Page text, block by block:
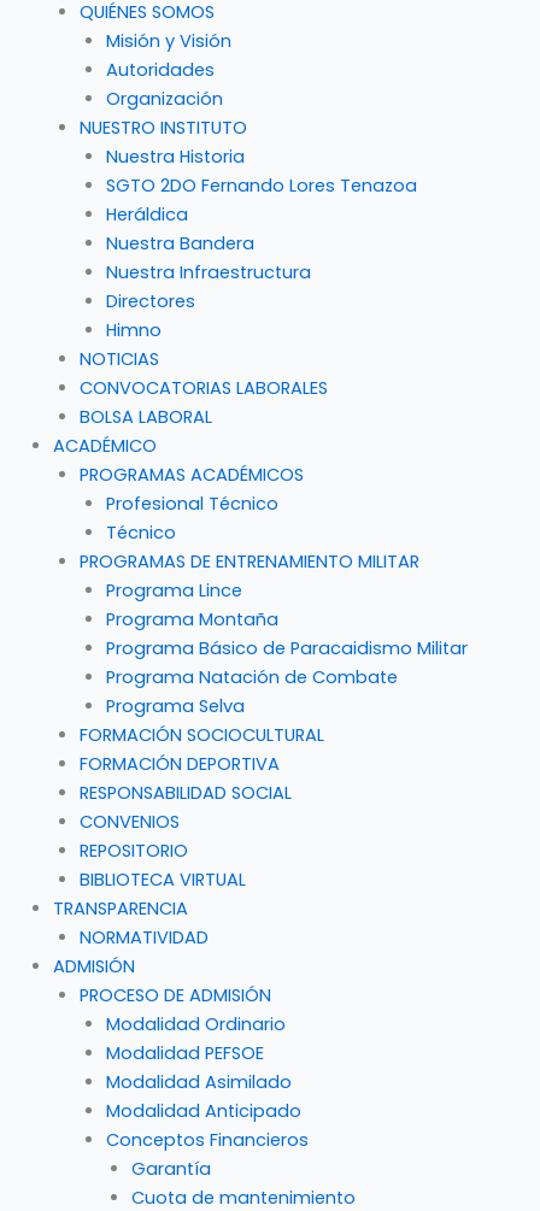
QUIÉNES SOMOS
Misión y Visión
Autoridades
Organización
NUESTRO INSTITUTO
Nuestra Historia
SGTO 2DO Fernando Lores Tenazoa
Heráldica
Nuestra Bandera
Nuestra Infraestructura
Directores
Himno
NOTICIAS
CONVOCATORIAS LABORALES
BOLSA LABORAL
ACADÉMICO
PROGRAMAS ACADÉMICOS
Profesional Técnico
Técnico
PROGRAMAS DE ENTRENAMIENTO MILITAR
Programa Lince
Programa Montaña
Programa Básico de Paracaidismo Militar
Programa Natación de Combate
Programa Selva
FORMACIÓN SOCIOCULTURAL
FORMACIÓN DEPORTIVA
RESPONSABILIDAD SOCIAL
CONVENIOS
REPOSITORIO
BIBLIOTECA VIRTUAL
TRANSPARENCIA
NORMATIVIDAD
ADMISIÓN
PROCESO DE ADMISIÓN
Modalidad Ordinario
Modalidad PEFSOE
Modalidad Asimilado
Modalidad Anticipado
Conceptos Financieros
Garantía
Cuota de mantenimiento